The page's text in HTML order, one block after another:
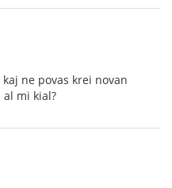
ne povas krei novan
mi kial?